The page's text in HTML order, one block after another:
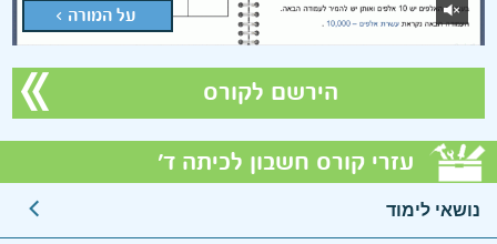
על המורה >
הירשם לקורס
עזרי קורס חשבון לכיתה ד'
נושאי לימוד